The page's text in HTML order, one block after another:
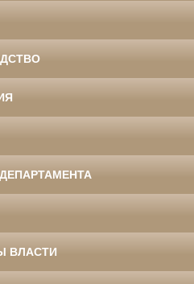
ВЛАСТИ